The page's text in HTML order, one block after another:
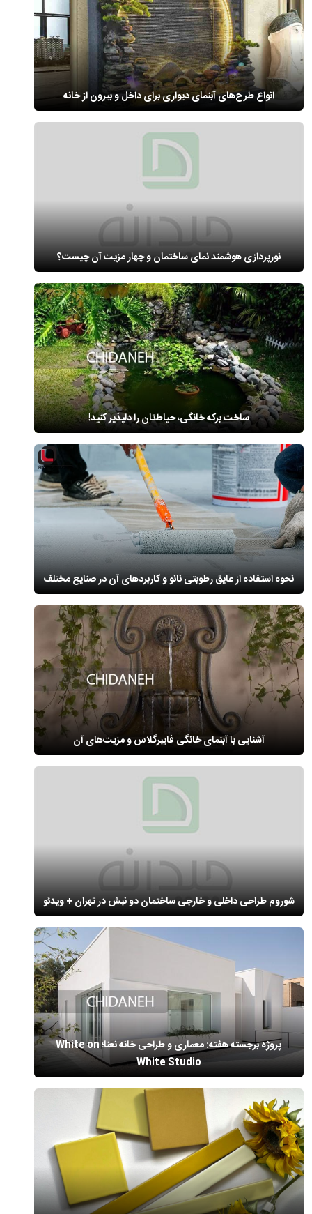
انواع طرح‌های آبنمای دیواری برای داخل و بیرون از خانه
نورپردازی هوشمند نمای ساختمان و چهار مزیت آن چیست؟
ساخت برکه خانگی، حیاط‌تان را دلپذیر کنید!
نحوه استفاده از عایق رطوبتی نانو و کاربردهای آن در صنایع مختلف
آشنایی با آبنمای خانگی فایبرگلاس و مزیت‌های آن
شوروم طراحی داخلی و خارجی ساختمان دو نبش در تهران + ویدئو
پروژه برجسته هفته: معماری و طراحی خانه نعنا؛ White on
White Studio